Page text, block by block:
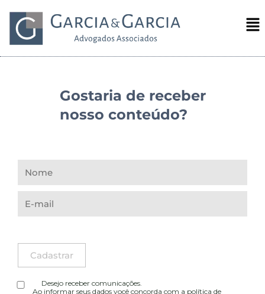
Gostaria de receber
nosso conteúdo?
Desejo receber comunicações.
Ao informar seus dados você concorda com a política de